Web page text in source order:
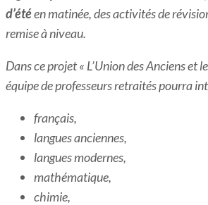
d’étéen matinée, des activités de
remise à niveau.
Dans ce projet « L’Union des Anciens et
équipe de professeurs retraités pourra
français,
langues anciennes,
langues modernes,
mathématique,
chimie,